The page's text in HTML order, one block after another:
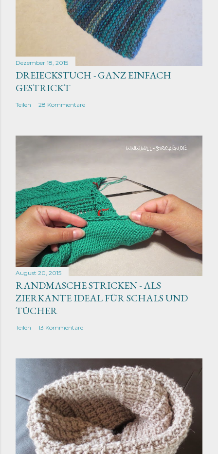
Dezember 18, 2015
DREIECKSTUCH - GANZ EINFACH
GESTRICKT
Teilen 28 Kommentare
August 20, 2015
RANDMASCHE STRICKEN - ALS
ZIERKANTE IDEAL FÜR SCHALS UND
TÜCHER
Teilen 13 Kommentare